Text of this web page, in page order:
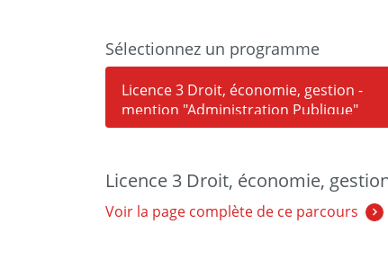
Sélectionnez un programme
Licence 3 Droit, économie, gestion -
mention "Administration Publique"
Licence 3 Droit, économie,
Voir la page complète de ce parcours